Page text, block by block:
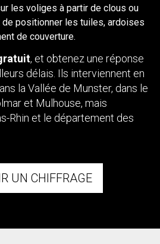
les voliges à partir de clous ou
positionner les tuiles, ardoises
de couverture.
, et obtenez une réponse
délais. Ils interviennent en
la Vallée de Munster, dans le
et Mulhouse, mais
Rhin et le département des
UN CHIFFRAGE